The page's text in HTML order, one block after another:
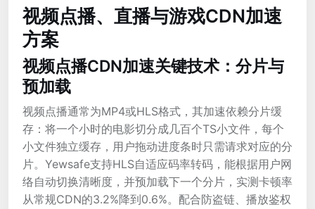
视频点播、直播与游戏CDN加速
方案
视频点播CDN加速关键技术：分片与
预加载
视频点播通常为MP4或HLS格式，其加速依赖分片缓
存：将一个小时的电影切分成几百个TS小文件，每个
小文件独立缓存，用户拖动进度条时只需请求对应的分
片。Yewsafe支持HLS自适应码率转码，能根据用户网
络自动切换清晰度，并预加载下一个分片，实测卡顿率
从常规CDN的3.2%降到0.6%。配合防盗链、播放鉴权